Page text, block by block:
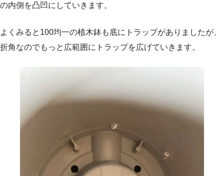
の内側を凸凹にしていきます。
よくみると100均一の植木鉢も底にトラップがありましたが、
折角なのでもっと広範囲にトラップを広げていきます。